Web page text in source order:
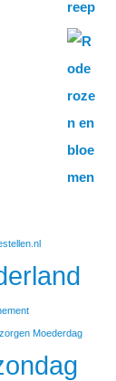
Moederdag